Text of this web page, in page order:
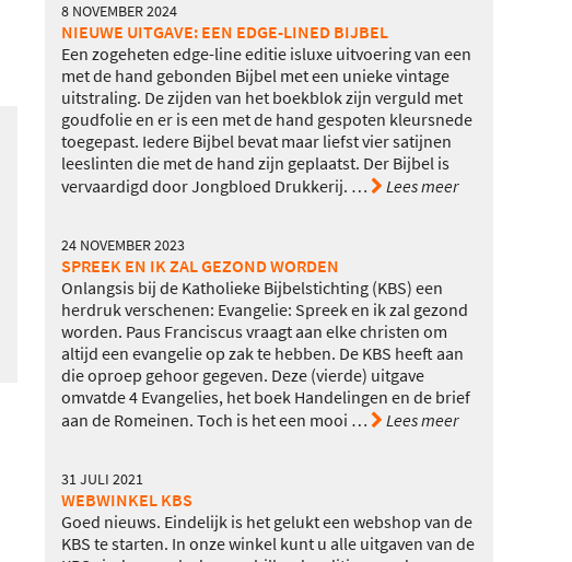
8 NOVEMBER 2024
NIEUWE UITGAVE: EEN EDGE-LINED BIJBEL
Een zogeheten edge-line editie isluxe uitvoering van een
met de hand gebonden Bijbel met een unieke vintage
uitstraling. De zijden van het boekblok zijn verguld met
goudfolie en er is een met de hand gespoten kleursnede
toegepast. Iedere Bijbel bevat maar liefst vier satijnen
leeslinten die met de hand zijn geplaatst. Der Bijbel is
vervaardigd door Jongbloed Drukkerij. … Lees meer
24 NOVEMBER 2023
SPREEK EN IK ZAL GEZOND WORDEN
Onlangsis bij de Katholieke Bijbelstichting (KBS) een
herdruk verschenen: Evangelie: Spreek en ik zal gezond
worden. Paus Franciscus vraagt aan elke christen om
altijd een evangelie op zak te hebben. De KBS heeft aan
die oproep gehoor gegeven. Deze (vierde) uitgave
omvatde 4 Evangelies, het boek Handelingen en de brief
aan de Romeinen. Toch is het een mooi … Lees meer
31 JULI 2021
WEBWINKEL KBS
Goed nieuws. Eindelijk is het gelukt een webshop van de
KBS te starten. In onze winkel kunt u alle uitgaven van de